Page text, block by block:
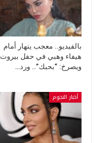
بالفيديو.. معجب ينهار أمام
هيفاء وهبي في حفل بيروت
ويصرخ: “بحبك”.. ورد…
أخبار النجوم